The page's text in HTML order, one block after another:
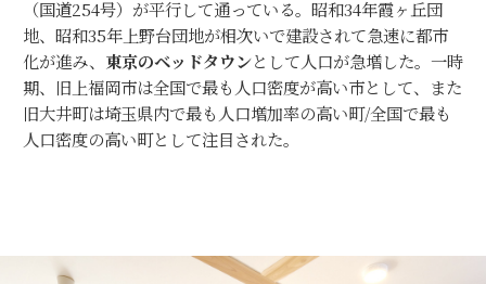
（国道254号）が平行して通っている。昭和34年霞ヶ丘団
地、昭和35年上野台団地が相次いで建設されて急速に都市
化が進み、 東京のベッドタウンとして人口が急増した。一時
期、旧上福岡市は全国で最も人口密度が高い市として、また
旧大井町は埼玉県内で最も人口増加率の高い町/全国で最も
人口密度の高い町として注目された。